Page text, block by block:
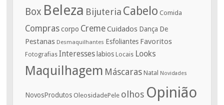
Box Beleza Bijuteria Cabelo Comida
Comprascorpo CremeCuidados Dança De
Pestanas Desmaquilhantes Esfoliantes Favoritos
Fotografias Interesses labios Locais Looks
Maquilhagem Máscaras Natal Novidades
NovosProdutos OleosidadePele olhos Opinião